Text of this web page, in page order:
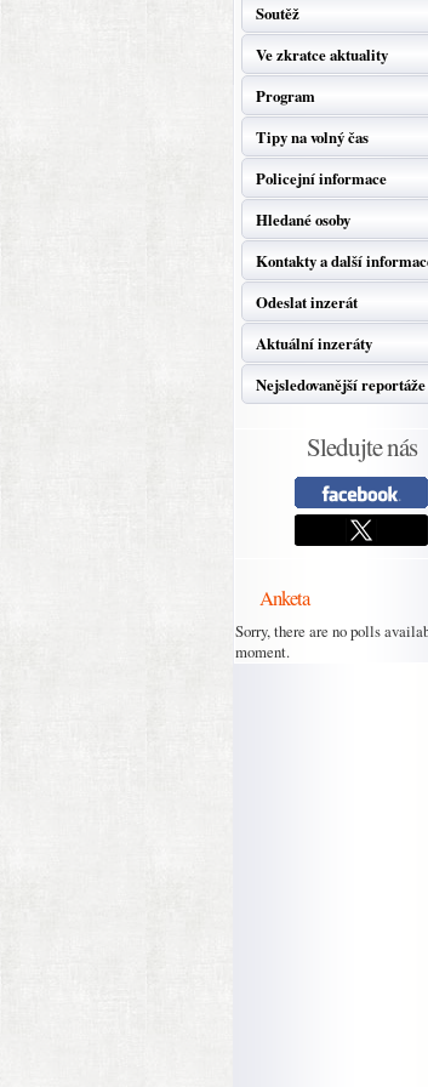
Soutěž
Ve zkratce aktuality
Program
Tipy na volný čas
Policejní informace
Hledané osoby
Kontakty a další
Odeslat inzerát
Aktuální inzeráty
Nejsledovanější reportáže
Sledujte nás
Anketa
Sorry, there are no polls
moment.